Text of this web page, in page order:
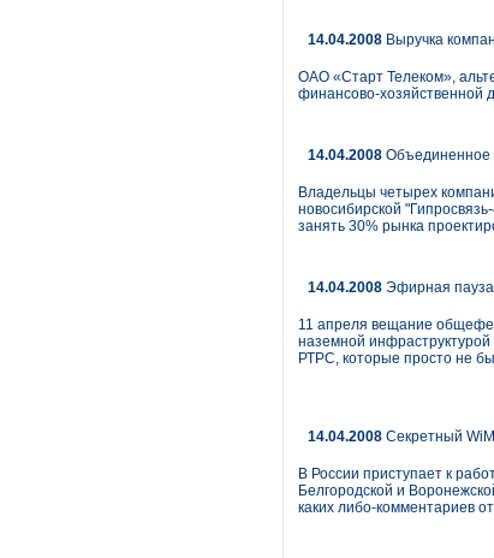
14.04.2008 Выручка
ОАО «Старт Телеком»,
финансово-хозяйственной
14.04.2008 Объединенное
Владельцы четырех
новосибирской
занять 30% рынка
14.04.2008 Эфирная пауза
11 апреля вещание
наземной
РТРС, которые просто не
14.04.2008 Секретный
В России приступает к
Белгородской и
каких либо-комментариев